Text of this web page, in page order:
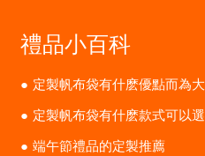
禮品小百科
定製帆布袋有什麽優點而為
定製帆布袋有什麽款式可以
端午節禮品的定製推薦